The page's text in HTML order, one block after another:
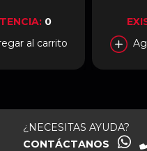
0
al carrito
¿NECESITAS AYUDA?
CONTÁCTANOS